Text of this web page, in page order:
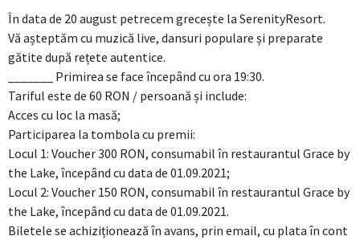
În data de 20 august petrecem grecește la SerenityResort.
Vă așteptăm cu muzică live, dansuri populare și preparate
gătite după rețete autentice.
_______ Primirea se face începând cu ora 19:30.
Tariful este de 60 RON / persoană și include:
Acces cu loc la masă;
Participarea la tombola cu premii:
Locul 1: Voucher 300 RON, consumabil în restaurantul Grace by
the Lake, începând cu data de 01.09.2021;
Locul 2: Voucher 150 RON, consumabil în restaurantul Grace by
the Lake, începând cu data de 01.09.2021.
Biletele se achiziționează în avans, prin email, cu plata în cont